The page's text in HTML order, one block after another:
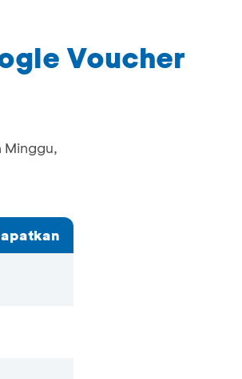
Voucher